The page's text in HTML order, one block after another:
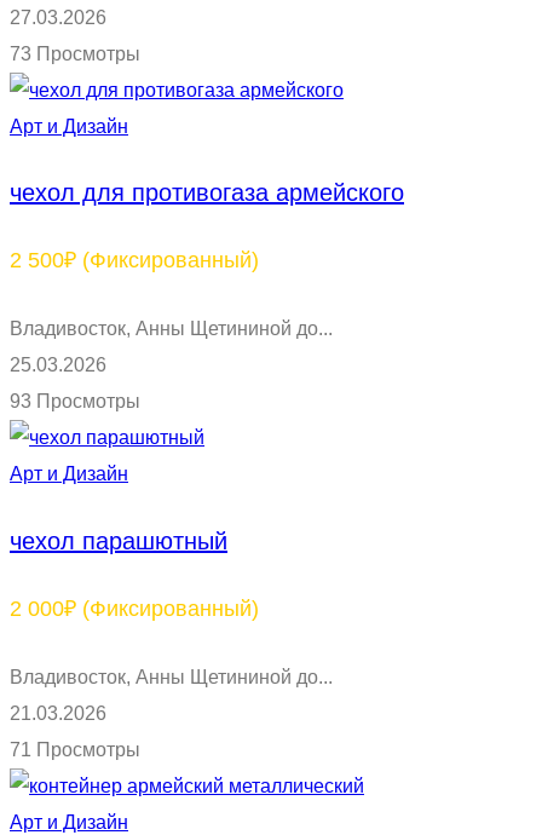
27.03.2026
73 Просмотры
Арт и Дизайн
чехол для противогаза армейского
2 500₽ (Фиксированный)
Владивосток, Анны Щетининой до...
25.03.2026
93 Просмотры
Арт и Дизайн
чехол парашютный
2 000₽ (Фиксированный)
Владивосток, Анны Щетининой до...
21.03.2026
71 Просмотры
Арт и Дизайн